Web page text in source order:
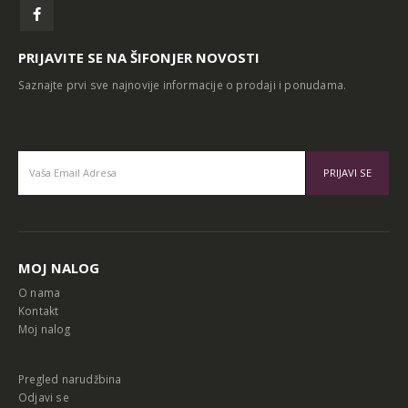
PRIJAVITE SE NA ŠIFONJER NOVOSTI
Saznajte prvi sve najnovije informacije o prodaji i ponudama.
MOJ NALOG
O nama
Kontakt
Moj nalog
Pregled narudžbina
Odjavi se